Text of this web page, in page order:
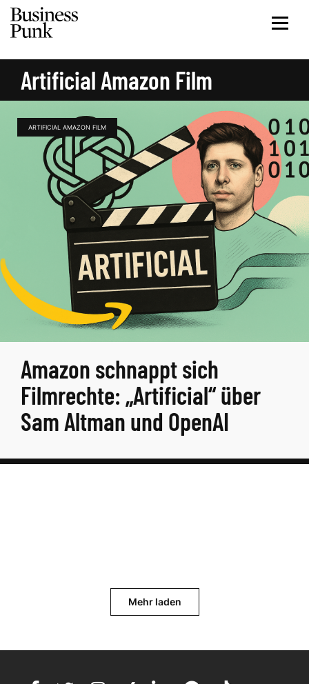
Artificial Amazon Film
ARTIFICIAL AMAZON FILM
Amazon schnappt sich
Filmrechte: „Artificial“ über
Sam Altman und OpenAI
Mehr laden